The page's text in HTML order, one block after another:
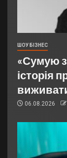
ШОУ БІЗНЕС
«Сумую
історія
06.08.2026